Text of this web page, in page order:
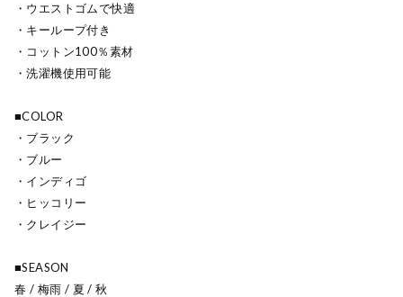
・ウエストゴムで快適
・キーループ付き
・コットン100％素材
・洗濯機使用可能
■COLOR
・ブラック
・ブルー
・インディゴ
・ヒッコリー
・クレイジー
■SEASON
春 / 梅雨 / 夏 / 秋